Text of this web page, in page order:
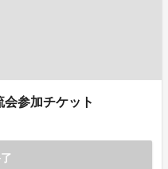
会参加チケット